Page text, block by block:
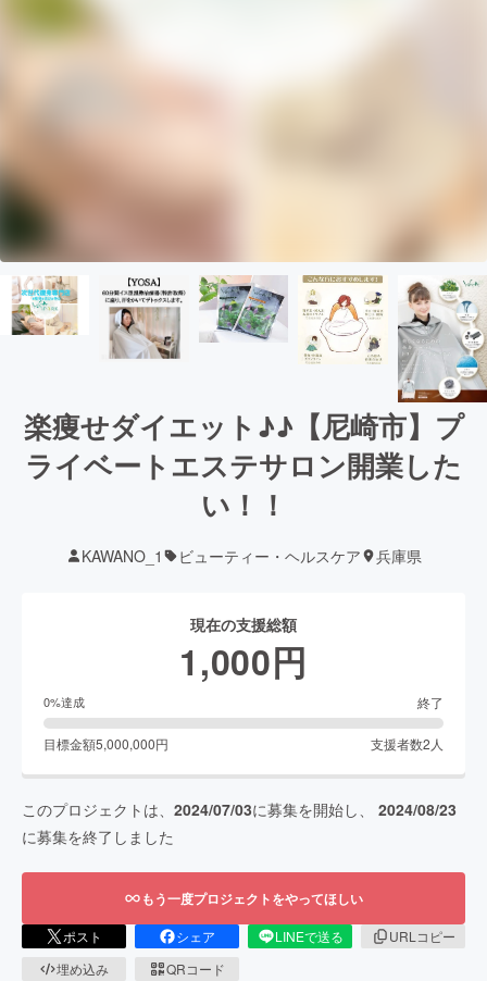
楽痩せダイエット♪♪【尼崎市】プ
ライベートエステサロン開業した
い！！
KAWANO_1 ビューティー・ヘルスケア 兵庫県
現在の支援総額
1,000円
0%達成 終了
目標金額5,000,000円 支援者数2 人
このプロジェクトは、 2024/07/03に募集を開始し、 2024/08/23
に募集を終了しました
もう一度プロジェクトをやってほしい
ポスト シェア LINEで送る
URLコピー
埋め込み
QRコード